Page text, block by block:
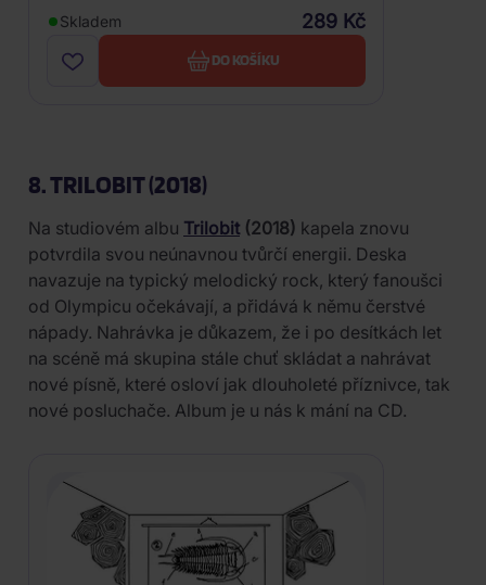
Skladem 289 Kč
DO KOŠÍKU
8. TRILOBIT (2018)
Na studiovém albu Trilobit (2018) kapela znovu
potvrdila svou neúnavnou tvůrčí energii. Deska
navazuje na typický melodický rock, který fanoušci
od Olympicu očekávají, a přidává k němu čerstvé
nápady. Nahrávka je důkazem, že i po desítkách let
na scéně má skupina stále chuť skládat a nahrávat
nové písně, které osloví jak dlouholeté příznivce, tak
nové posluchače. Album je u nás k mání na CD.